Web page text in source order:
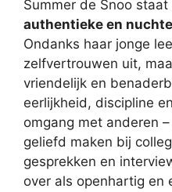
Summer de Snoo
authentieke en
Ondanks haar jonge
zelfvertrouwen uit,
vriendelijk en
eerlijkheid, discipline
omgang met anderen
geliefd maken bij
gesprekken en
over als openhartig en